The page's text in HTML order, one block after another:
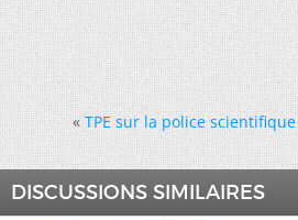
« TPE sur la police scientifique
DISCUSSIONS SIMILAIRES